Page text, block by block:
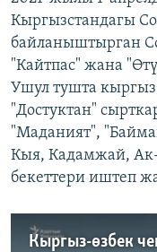
Кыргызстандагы
байланыштырган
"Кайтпас" жана
Ушул тушта
"Достуктан"
"Маданият",
Кыя, Кадамжай,
бекеттери иштеп